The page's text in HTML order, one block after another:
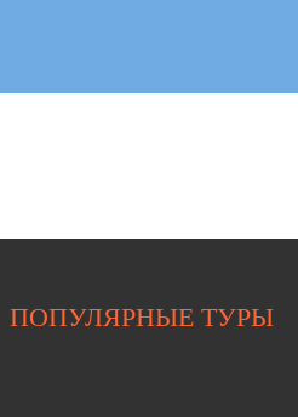
ПОПУЛЯРНЫЕ ТУРЫ